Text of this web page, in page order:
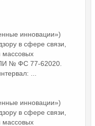
инновации»)
в сфере связи,
массовых
ПИ № ФС 77-62020.
...
инновации»)
в сфере связи,
массовых